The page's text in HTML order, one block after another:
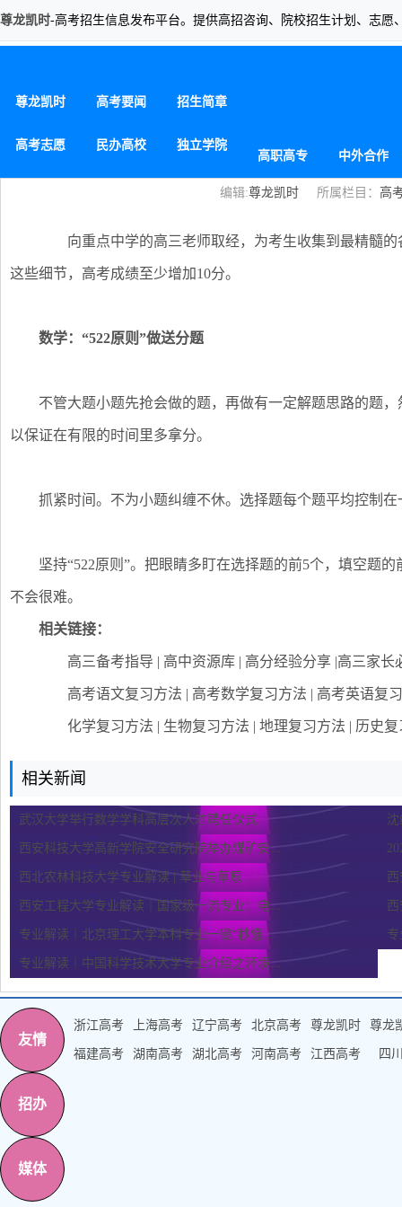
尊龙凯时-高考招生信息发布平台。提供高招咨询、院校招生计划、志愿
尊龙凯时 高考要闻 招生简章
高考志愿 民办高校
独立学院
高职高专
中外合作
编辑:尊龙凯时 所属栏目： 高
向重点中学的高三老师取经，为考生收集到最精髓的
这些细节，高考成绩至少增加10分。
数学：“522原则”做送分题
不管大题小题先抢会做的题，再做有一定解题思路的题，
以保证在有限的时间里多拿分。
抓紧时间。不为小题纠缠不休。选择题每个题平均控制在
坚持“522原则”。把眼睛多盯在选择题的前5个，填空题的
不会很难。
相关链接：
高三备考指导 | 高中资源库 | 高分经验分享 |高三家长
高考语文复习方法 | 高考数学复习方法 | 高考英语复
化学复习方法 | 生物复习方法 | 地理复习方法 | 历史复
相关新闻
武汉大学举行数学学科高层次人才聘任仪式
西安科技大学高新学院安全研究院举办煤矿安...
西北农林科技大学专业解读 | 草业与草原...
西安工程大学专业解读｜国家级一流专业：电...
专业解读｜北京理工大学本科专业一键“秒懂...
专业解读｜中国科学技术大学专业介绍之环境...
友情
浙江高考 上海高考 辽宁高考 北京高考 尊龙凯时 尊龙
福建高考 湖南高考 湖北高考 河南高考 江西高考 四
招办
媒体